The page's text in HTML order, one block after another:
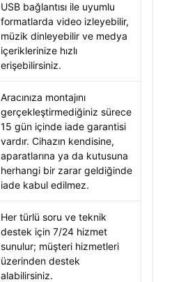
USB bağlantısı ile uyumlu
formatlarda video izleyebilir,
müzik dinleyebilir ve medya
içeriklerinize hızlı
erişebilirsiniz.
Aracınıza montajını
gerçekleştirmediğiniz sürece
15 gün içinde iade garantisi
vardır. Cihazın kendisine,
aparatlarına ya da kutusuna
herhangi bir zarar geldiğinde
iade kabul edilmez.
Her türlü soru ve teknik
destek için 7/24 hizmet
sunulur; müşteri hizmetleri
üzerinden destek
alabilirsiniz.